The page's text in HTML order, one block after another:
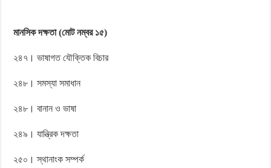
মানসিক দক্ষতা (মোট নম্বর ১৫)
২৪৭। ভাষাগত যৌক্তিক বিচার
২৪৮। সমস্যা সমাধান
২৪৮। বানান ও ভাষা
২৪৯। যান্ত্রিক দক্ষতা
২৫০। স্থানাংক সম্পর্ক